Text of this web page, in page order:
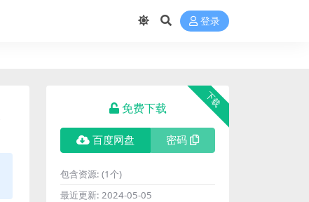
登录
下载
免费下载
百度网盘 密码
包含资源: (1个)
最近更新: 2024-05-05